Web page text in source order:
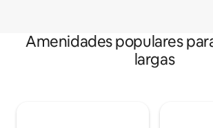
Amenidades populares
largas